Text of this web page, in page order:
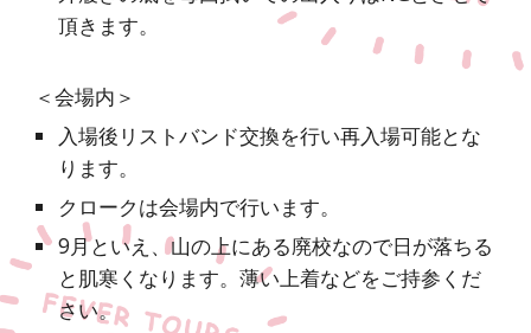
頂きます。
＜会場内＞
入場後リストバンド交換を行い再入場可能とな
ります。
クロークは会場内で行います。
9月といえ、山の上にある廃校なので日が落ちる
と肌寒くなります。薄い上着などをご持参くだ
さい。